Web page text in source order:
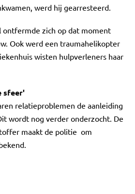
werd hij gearresteerd.
ontfermde zich op dat moment
Ook werd een traumahelikopter
wisten hulpverleners haar
sfeer'
relatieproblemen de aanleiding
wordt nog verder onderzocht. De
maakt de politie om